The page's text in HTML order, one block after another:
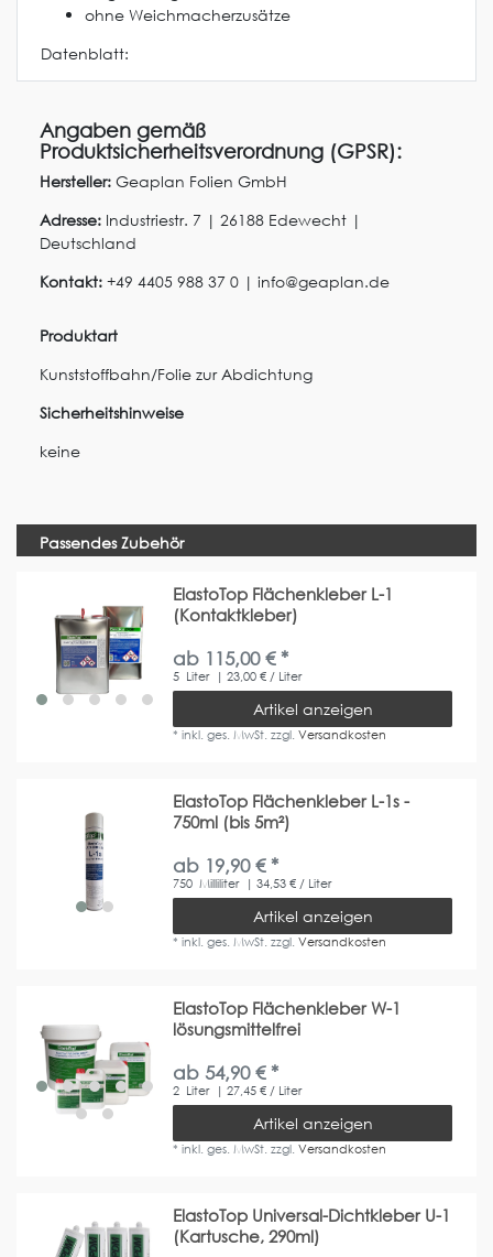
ohne Weichmacherzusätze
Datenblatt:
Angaben gemäß
Produktsicherheitsverordnung (GPSR):
Hersteller: Geaplan Folien GmbH
Adresse: Industriestr. 7 | 26188 Edewecht |
Deutschland
Kontakt: +49 4405 988 37 0 | info@geaplan.de
Produktart
Kunststoffbahn/Folie zur Abdichtung
Sicherheitshinweise
keine
Passendes Zubehör
ElastoTop Flächenkleber L-1
(Kontaktkleber)
ab 115,00 € *
5 Liter | 23,00 € / Liter
Artikel anzeigen
*inkl. ges. MwSt.zzgl.Versandkosten
ElastoTop Flächenkleber L-1s -
750ml (bis 5m²)
ab 19,90 € *
750 Milliliter | 34,53 € / Liter
Artikel anzeigen
*inkl. ges. MwSt.zzgl.Versandkosten
ElastoTop Flächenkleber W-1
lösungsmittelfrei
ab 54,90 € *
2 Liter | 27,45 € / Liter
Artikel anzeigen
*inkl. ges. MwSt.zzgl.Versandkosten
ElastoTop Universal-Dichtkleber U-1
(Kartusche, 290ml)